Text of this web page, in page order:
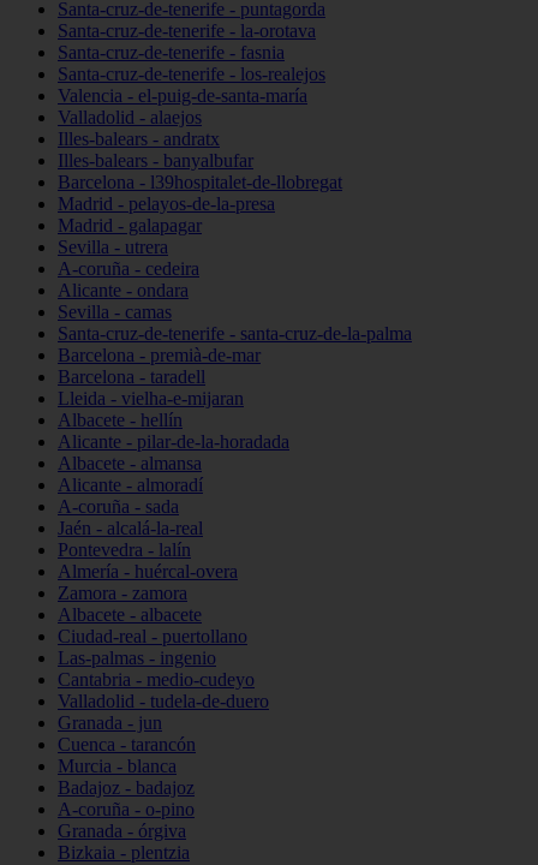
Santa-cruz-de-tenerife - puntagorda
Santa-cruz-de-tenerife - la-orotava
Santa-cruz-de-tenerife - fasnia
Santa-cruz-de-tenerife - los-realejos
Valencia - el-puig-de-santa-maría
Valladolid - alaejos
Illes-balears - andratx
Illes-balears - banyalbufar
Barcelona - l39hospitalet-de-llobregat
Madrid - pelayos-de-la-presa
Madrid - galapagar
Sevilla - utrera
A-coruña - cedeira
Alicante - ondara
Sevilla - camas
Santa-cruz-de-tenerife - santa-cruz-de-la-palma
Barcelona - premià-de-mar
Barcelona - taradell
Lleida - vielha-e-mijaran
Albacete - hellín
Alicante - pilar-de-la-horadada
Albacete - almansa
Alicante - almoradí
A-coruña - sada
Jaén - alcalá-la-real
Pontevedra - lalín
Almería - huércal-overa
Zamora - zamora
Albacete - albacete
Ciudad-real - puertollano
Las-palmas - ingenio
Cantabria - medio-cudeyo
Valladolid - tudela-de-duero
Granada - jun
Cuenca - tarancón
Murcia - blanca
Badajoz - badajoz
A-coruña - o-pino
Granada - órgiva
Bizkaia - plentzia